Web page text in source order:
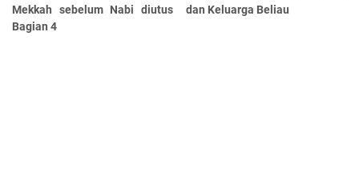
Mekkah sebelum Nabi diutus
Bagian 4
dan Keluarga Beliau